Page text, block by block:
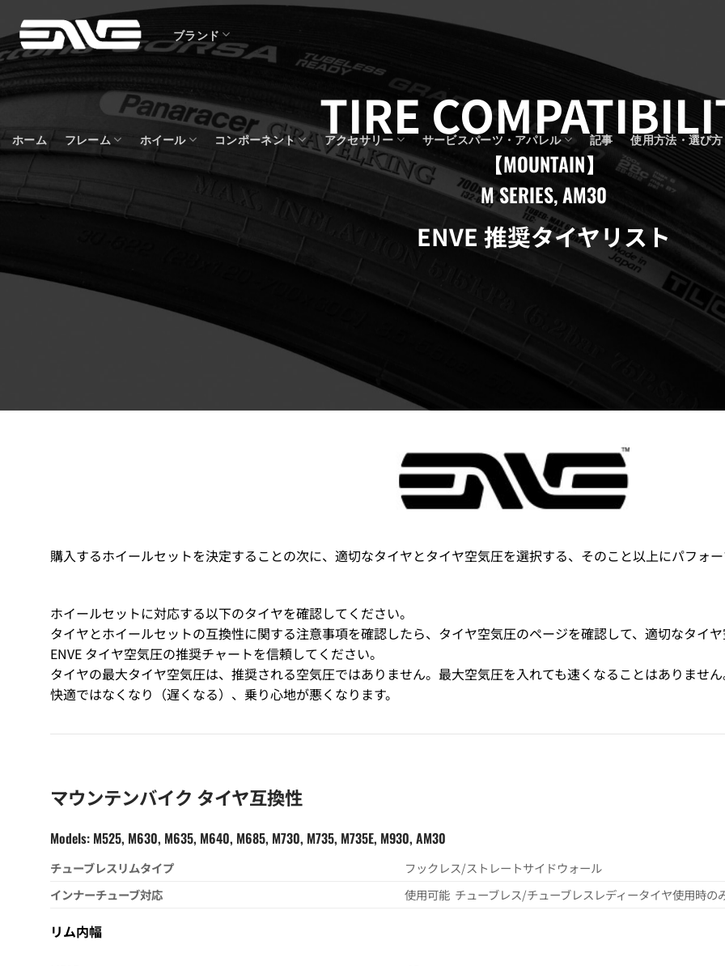
content
ブランド
ホーム フレーム ホイール コンポーネント アクセサリー サービスパーツ・アパレル 記事 使用方法・選び方
TIRE
【MOUNTAIN】
M SERIES, AM30
ENVE 推奨タイヤリスト
購入するホイールセットを決定することの次に、適切なタイヤとタイヤ空気圧を選択する、そのこと以上にパフォ
ホイールセットに対応する以下のタイヤを確認してください。
タイヤとホイールセットの互換性に関する注意事項を確認したら、タイヤ空気圧のページを確認して、適切なタイ
ENVE タイヤ空気圧の推奨チャートを信頼してください。
タイヤの最大タイヤ空気圧は、推奨される空気圧ではありません。最大空気圧を入れても速くなることはありませ
快適ではなくなり（遅くなる）、乗り心地が悪くなります。
マウンテンバイク タイヤ互換性
Models: M525, M630, M635, M640, M685, M730, M735, M735E, M930, AM30
チューブレスリムタイプ
フックレス/ストレートサイドウォール
インナーチューブ対応
使用可能 チューブレス/チューブレスレディータイヤ使用時の
リム内幅